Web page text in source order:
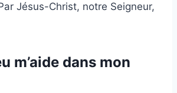
Jésus-Christ, notre Seigneur,
m’aide dans mon